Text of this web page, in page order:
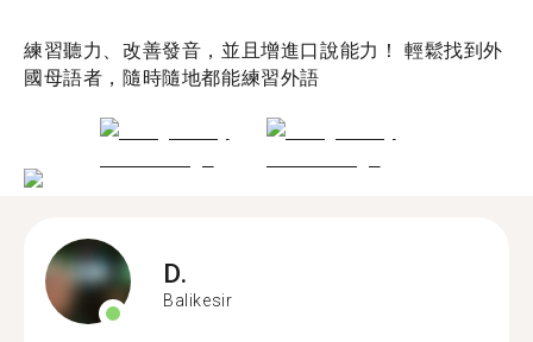
練習聽力、改善發音，並且增進口說能力！ 輕鬆找到外
國母語者，隨時隨地都能練習外語
D.
Balikesir